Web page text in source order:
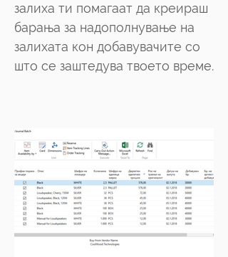
залиха ти помагаат да креираш
барања за надополнување на
залихата кон добавувачите со
што се заштедува твоето време.